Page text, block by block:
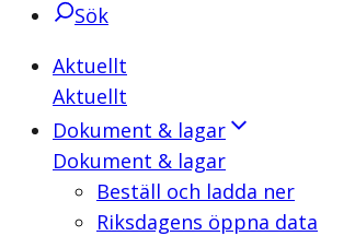
Sök
Aktuellt
Aktuellt
Dokument & lagar
Dokument & lagar
Beställ och ladda ner
Riksdagens öppna data